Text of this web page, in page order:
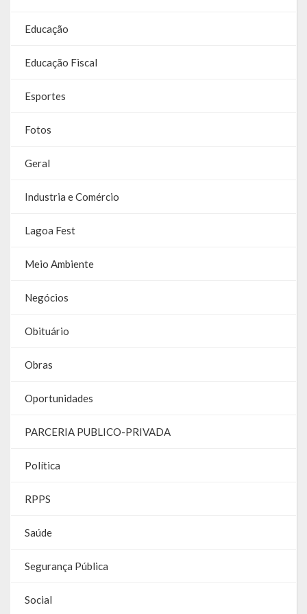
Vídeos
Programas
Publicações
Covid 19
Planos
Publicações Oficiais
Editais de Concursos/Processos Seletivos
Editais de Licitações
LicitaCon Cidadão
Prestação de Contas
Educação
Educação Fiscal
Esportes
Fotos
Geral
Industria e Comércio
Lagoa Fest
Meio Ambiente
Negócios
Obituário
Obras
Oportunidades
PARCERIA PUBLICO-PRIVADA
Política
RPPS
Saúde
Segurança Pública
Social